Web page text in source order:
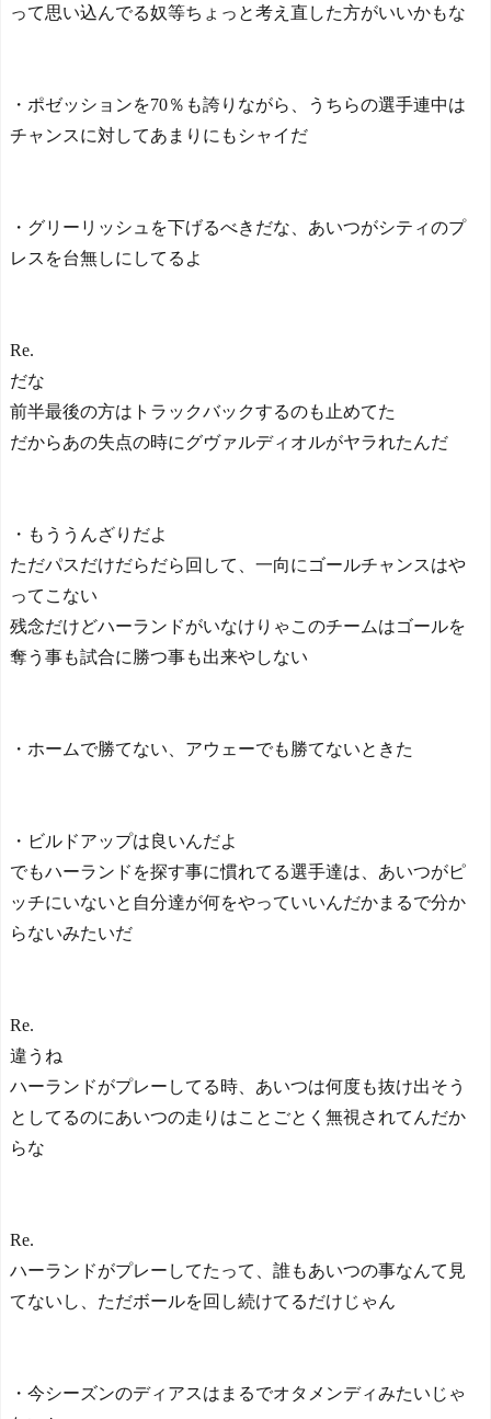
って思い込んでる奴等ちょっと考え直した方がいいかもな
・ポゼッションを70％も誇りながら、うちらの選手連中は
チャンスに対してあまりにもシャイだ
・グリーリッシュを下げるべきだな、あいつがシティのプ
レスを台無しにしてるよ
Re.
だな
前半最後の方はトラックバックするのも止めてた
だからあの失点の時にグヴァルディオルがヤラれたんだ
・もううんざりだよ
ただパスだけだらだら回して、一向にゴールチャンスはや
ってこない
残念だけどハーランドがいなけりゃこのチームはゴールを
奪う事も試合に勝つ事も出来やしない
・ホームで勝てない、アウェーでも勝てないときた
・ビルドアップは良いんだよ
でもハーランドを探す事に慣れてる選手達は、あいつがピ
ッチにいないと自分達が何をやっていいんだかまるで分か
らないみたいだ
Re.
違うね
ハーランドがプレーしてる時、あいつは何度も抜け出そう
としてるのにあいつの走りはことごとく無視されてんだか
らな
Re.
ハーランドがプレーしてたって、誰もあいつの事なんて見
てないし、ただボールを回し続けてるだけじゃん
・今シーズンのディアスはまるでオタメンディみたいじゃ